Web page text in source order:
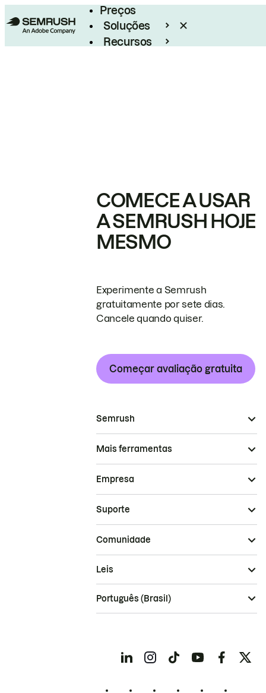
Preços
Soluções
Recursos
COMECE A USAR
A SEMRUSH HOJE
MESMO
Experimente a Semrush
gratuitamente por sete dias.
Cancele quando quiser.
Começar avaliação gratuita
Semrush
Mais ferramentas
Empresa
Suporte
Comunidade
Leis
Português (Brasil)